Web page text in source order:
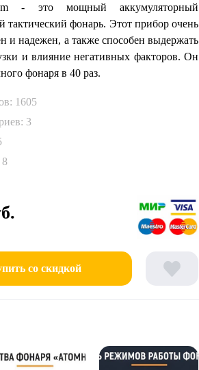
- это мощный аккумуляторный
тактический фонарь. Этот прибор очень
и надежен, а также способен выдержать
и влияние негативных факторов. Он
фонаря в 40 раз.
1605
3
8
со скидкой